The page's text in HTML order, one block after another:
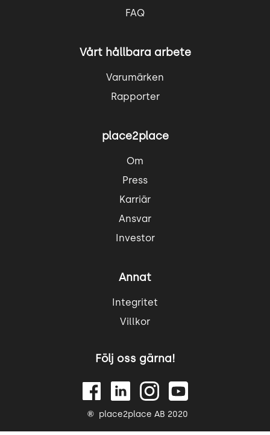
FAQ
Vårt hållbara arbete
Varumärken
Rapporter
place2place
Om
Press
Karriär
Ansvar
Investor
Annat
Integritet
Villkor
Följ oss gärna!
place2place AB 2020